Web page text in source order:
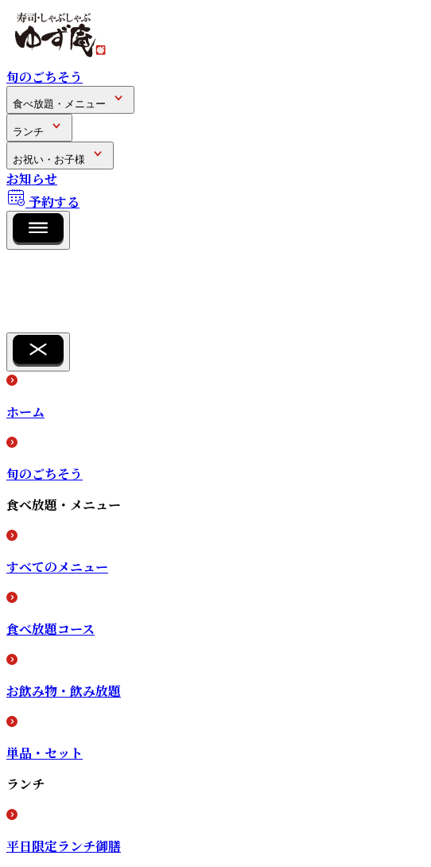
旬のごちそう
食べ放題・メニュー
ランチ
お祝い・お子様
お知らせ
予約する
ホーム
旬のごちそう
食べ放題・メニュー
すべてのメニュー
食べ放題コース
お飲み物・飲み放題
単品・セット
ランチ
平日限定ランチ御膳